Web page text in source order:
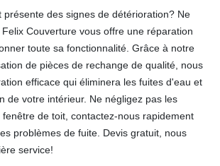
présente des signes de détérioration? Ne
Couverture vous offre une réparation
toute sa fonctionnalité. Grâce à notre
de pièces de rechange de qualité, nous
efficace qui éliminera les fuites d'eau et
de votre intérieur. Ne négligez pas les
de toit, contactez-nous rapidement
problèmes de fuite. Devis gratuit, nous
service!